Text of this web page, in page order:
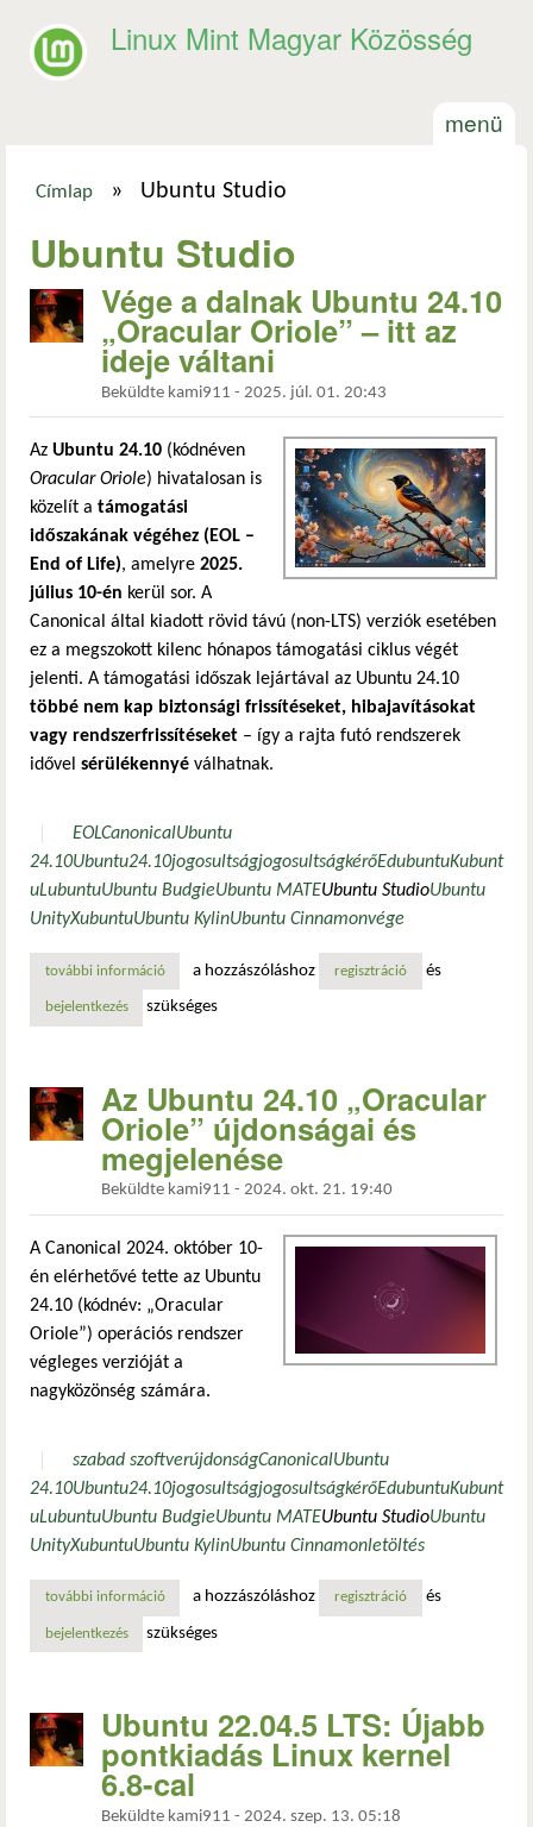
Linux Mint Magyar Közösség
menü
Címlap » Ubuntu Studio
Ubuntu Studio
Vége a dalnak Ubuntu 24.10
„Oracular Oriole” – itt az
ideje váltani
Beküldte kami911 - 2025. júl. 01. 20:43
Az Ubuntu 24.10 (kódnéven
Oracular Oriole) hivatalosan is
közelít a támogatási
időszakának végéhez (EOL –
End of Life), amelyre 2025.
július 10-én kerül sor. A
Canonical által kiadott rövid távú (non-LTS) verziók esetében
ez a megszokott kilenc hónapos támogatási ciklus végét
jelenti. A támogatási időszak lejártával az Ubuntu 24.10
többé nem kap biztonsági frissítéseket, hibajavításokat
vagy rendszerfrissítéseket – így a rajta futó rendszerek
idővel sérülékennyé válhatnak.
EOLCanonicalUbuntu
24.10Ubuntu24.10jogosultságjogosultságkérőEdubuntuKubunt
uLubuntuUbuntu BudgieUbuntu MATEUbuntu StudioUbuntu
UnityXubuntuUbuntu KylinUbuntu Cinnamonvége
további információvége a dalnak ubuntu 24.10 „oracular oriole” – itt az
a hozzászóláshoz regisztráció és
bejelentkezés szükséges
Az Ubuntu 24.10 „Oracular
Oriole” újdonságai és
megjelenése
Beküldte kami911 - 2024. okt. 21. 19:40
A Canonical 2024. október 10-
én elérhetővé tette az Ubuntu
24.10 (kódnév: „Oracular
Oriole”) operációs rendszer
végleges verzióját a
nagyközönség számára.
szabad szoftverújdonságCanonicalUbuntu
24.10Ubuntu24.10jogosultságjogosultságkérőEdubuntuKubunt
uLubuntuUbuntu BudgieUbuntu MATEUbuntu StudioUbuntu
UnityXubuntuUbuntu KylinUbuntu Cinnamonletöltés
további információaz ubuntu 24.10 „oracular oriole” újdonságai és
a hozzászóláshoz regisztráció és
bejelentkezés szükséges
Ubuntu 22.04.5 LTS: Újabb
pontkiadás Linux kernel
6.8-cal
Beküldte kami911 - 2024. szep. 13. 05:18